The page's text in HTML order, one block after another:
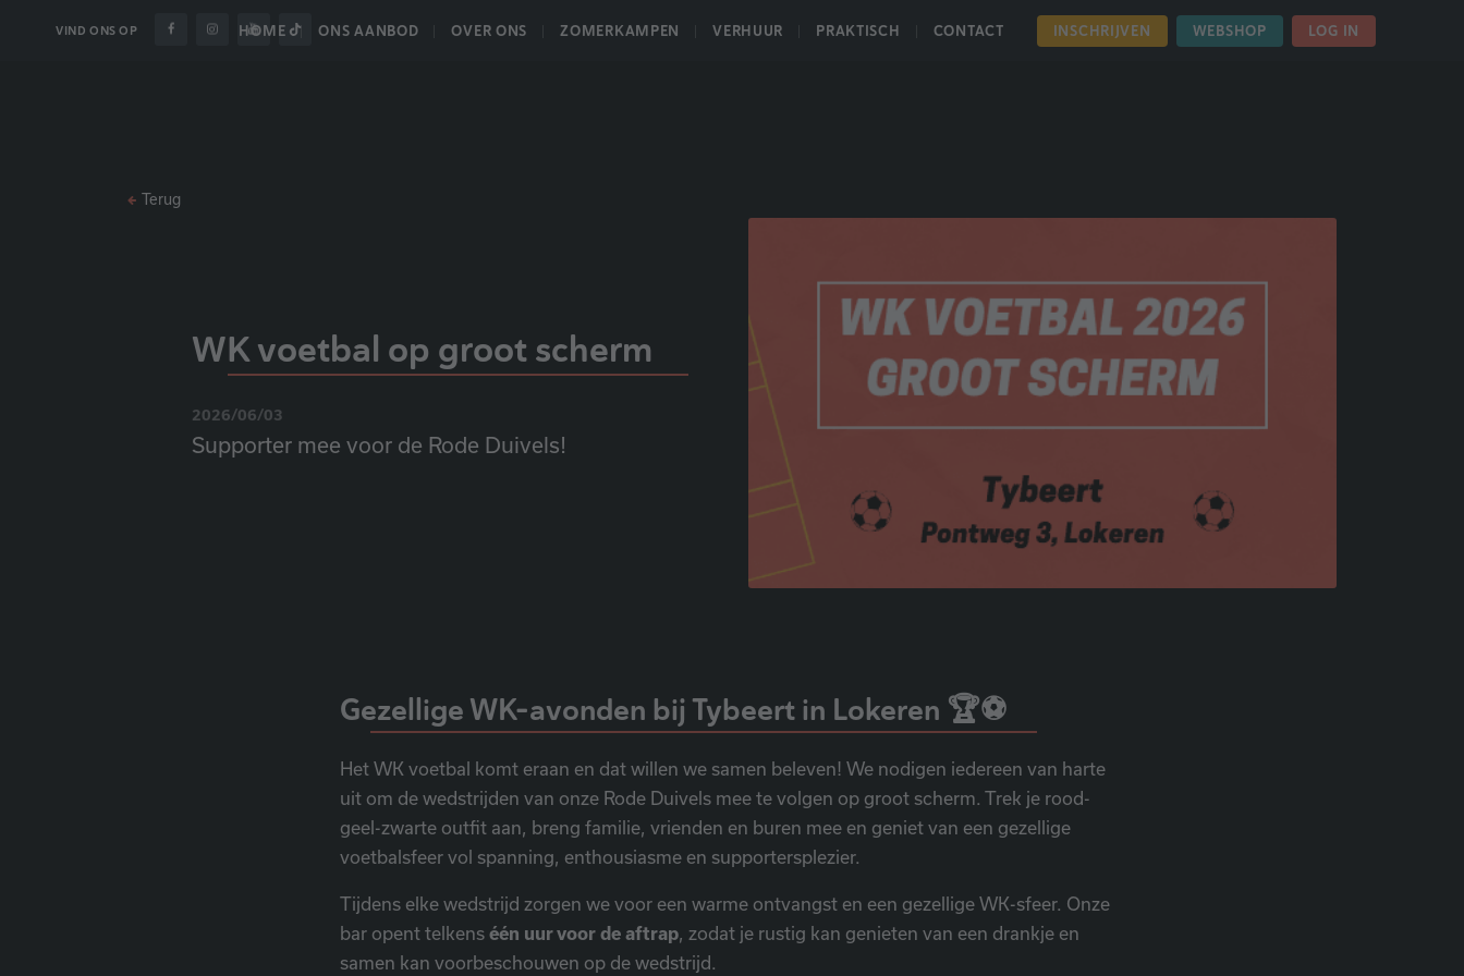
VIND ONS OP HOME ONS AANBOD OVER ONS ZOMERKAMPEN VERHUUR PRAKTISCH CONTACT INSCHRIJVEN WEBSHOP LOG IN
WK voetbal op groot scherm
2026/06/03
Supporter mee voor de Rode Duivels!
Terug
Gezellige WK-avonden bij Tybeert in Lokeren 🏆⚽
Het WK voetbal komt eraan en dat willen we samen beleven! We nodigen iedereen van harte
uit om de wedstrijden van onze Rode Duivels mee te volgen op groot scherm. Trek je rood-
geel-zwarte outfit aan, breng familie, vrienden en buren mee en geniet van een gezellige
voetbalsfeer vol spanning, enthousiasme en supportersplezier.
Tijdens elke wedstrijd zorgen we voor een warme ontvangst en een gezellige WK-sfeer. Onze
bar opent telkens één uur voor de aftrap, zodat je rustig kan genieten van een drankje en
samen kan voorbeschouwen op de wedstrijd.